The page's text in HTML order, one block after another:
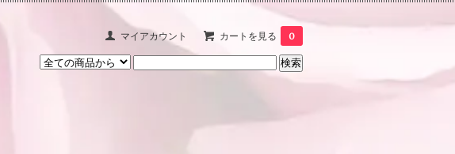
マイアカウント カートを見る 0